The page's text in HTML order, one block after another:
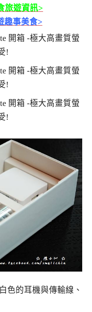
旅遊資訊>
趣事美食>
色的耳機與傳輸線、